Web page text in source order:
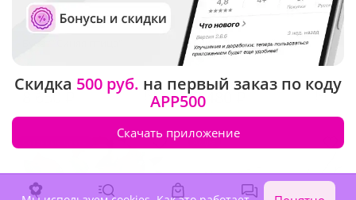
4.9 (85)
8 650 ₽
5(36)
Букет "Вечерний шик"
7 480 ₽
Скидка 500 руб. на первый заказ по коду
APP500
Скачать приложение